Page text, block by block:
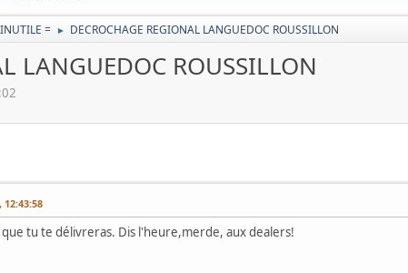
= ► DECROCHAGE REGIONAL LANGUEDOC ROUSSILLON
LANGUEDOC ROUSSILLON
12:43:58
tu te délivreras. Dis l'heure,merde, aux dealers!